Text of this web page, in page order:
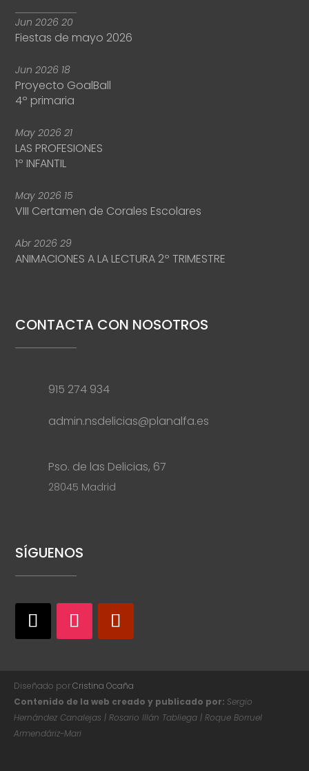
Jun 2026 20
Fiestas de mayo 2026
Jun 2026 18
Proyecto GoalBall
4º primaria
May 2026 21
LAS PROFESIONES
1º INFANTIL
May 2026 15
VIII Certamen de Corales Escolares
Abr 2026 29
ANIMACIONES A LA LECTURA 2º TRIMESTRE
CONTACTA CON NOSOTROS
915 274 934
admin.nsdelicias@planalfa.es
Pso. de las Delicias, 67
28045 Madrid
SÍGUENOS
Diseñado porCristina Ocaña
Contenido de la web creado y publicado por: Sergio
Hernández Canalejas | Rosario Illán Tabliega | Roque Borruel
Armendáriz-Mari